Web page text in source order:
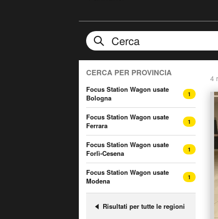
CERCA PER PROVINCIA
Focus Station Wagon usate
Bologna
1
Focus Station Wagon usate
Ferrara
1
Focus Station Wagon usate
Forlì-Cesena
1
Focus Station Wagon usate
Modena
1
Risultati per tutte le regioni
4